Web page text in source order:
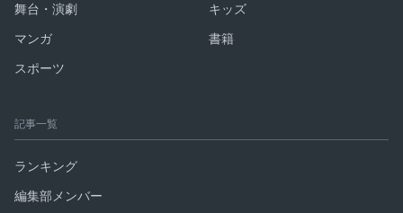
舞台・演劇
キッズ
マンガ
書籍
スポーツ
記事一覧
ランキング
編集部メンバー